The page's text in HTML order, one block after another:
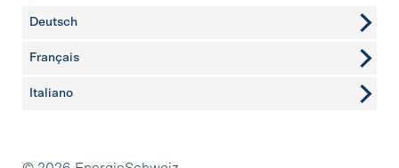
Deutsch
Français
Italiano